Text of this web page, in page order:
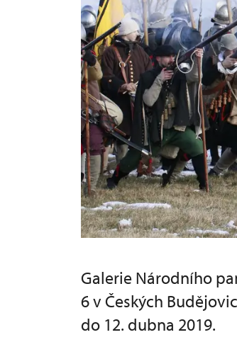
Galerie Národního
6 v Českých
do 12. dubna 2019.